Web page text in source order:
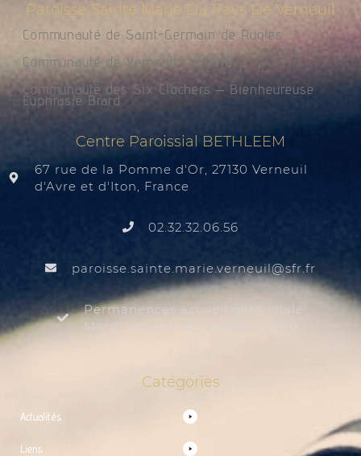
Paroisse Sainte Marie Du Pays De Verneuil
Communauté de Saint-Germain de Rugles
Communauté de Verneuil sur Avre
Communauté des Six Clochers – Bienheureuse
Euphrasie Brard
Centre Paroissial BETHLEEM
67 rue de la Pomme d'Or, 27130 Verneuil
d'Avre et d'Iton, France
02.32.32.06.56
rf.rfs
@liuenrev.eiram.etnias.essiorap
Permanences accueil paroissiale
Mardi au samedi de 9:30 à 12:00
Catégories
Actualités
Liens